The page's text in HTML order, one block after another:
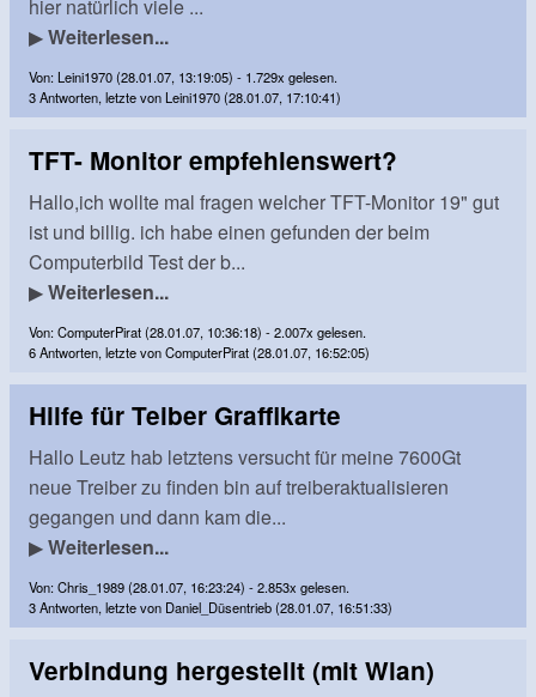
hier natürlich viele ...
▶Weiterlesen...
Von: Leini1970 (28.01.07, 13:19:05) - 1.729x gelesen.
3 Antworten, letzte von Leini1970 (28.01.07, 17:10:41)
TFT- Monitor empfehlenswert?
Hallo,ich wollte mal fragen welcher TFT-Monitor 19" gut
ist und billig. ich habe einen gefunden der beim
Computerbild Test der b...
▶Weiterlesen...
Von: ComputerPirat (28.01.07, 10:36:18) - 2.007x gelesen.
6 Antworten, letzte von ComputerPirat (28.01.07, 16:52:05)
Hilfe für Teiber Graffikarte
Hallo Leutz hab letztens versucht für meine 7600Gt
neue Treiber zu finden bin auf treiberaktualisieren
gegangen und dann kam die...
▶Weiterlesen...
Von: Chris_1989 (28.01.07, 16:23:24) - 2.853x gelesen.
3 Antworten, letzte von Daniel_Düsentrieb (28.01.07, 16:51:33)
Verbindung hergestellt (mit Wlan)